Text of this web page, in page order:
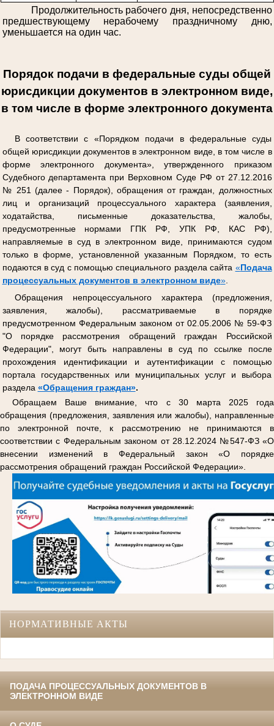
Продолжительность рабочего дня, непосредственно
предшествующему нерабочему праздничному дню,
уменьшается на один час.
Порядок подачи в федеральные суды общей
юрисдикции документов в электронном виде,
в том числе в форме электронного документа
В соответствии с «Порядком подачи в федеральные суды
общей юрисдикции документов в электронном виде, в том числе в
форме электронного документа», утвержденного приказом
Судебного департамента при Верховном Суде РФ от 27.12.2016
№ 251 (далее - Порядок), обращения от граждан, должностных
лиц и организаций процессуального характера (заявления,
ходатайства, письменные доказательства, жалобы,
предусмотренные нормами ГПК РФ, УПК РФ, КАС РФ),
направляемые в суд в электронном виде, принимаются судом
только в форме, установленной указанным Порядком, то есть
подаются в суд с помощью специального раздела сайта «Подача
процессуальных документов в электронном виде».
Обращения непроцессуального характера (предложения,
заявления, жалобы), рассматриваемые в порядке
предусмотренном Федеральным законом от 02.05.2006 № 59-ФЗ
"О порядке рассмотрения обращений граждан Российской
Федерации", могут быть направлены в суд по ссылке после
прохождения идентификации и аутентификации с помощью
портала государственных или муниципальных услуг и выбора
раздела «Обращения граждан».
Обращаем Ваше внимание, что с 30 марта 2025 года
обращения (предложения, заявления или жалобы), направленные
по электронной почте, к рассмотрению не принимаются в
соответствии с Федеральным законом от 28.12.2024 №547-ФЗ «О
внесении изменений в Федеральный закон «О порядке
рассмотрения обращений граждан Российской Федерации».
НОРМАТИВНЫЕ АКТЫ
ПОДАЧА ПРОЦЕССУАЛЬНЫХ ДОКУМЕНТОВ В
ЭЛЕКТРОННОМ ВИДЕ